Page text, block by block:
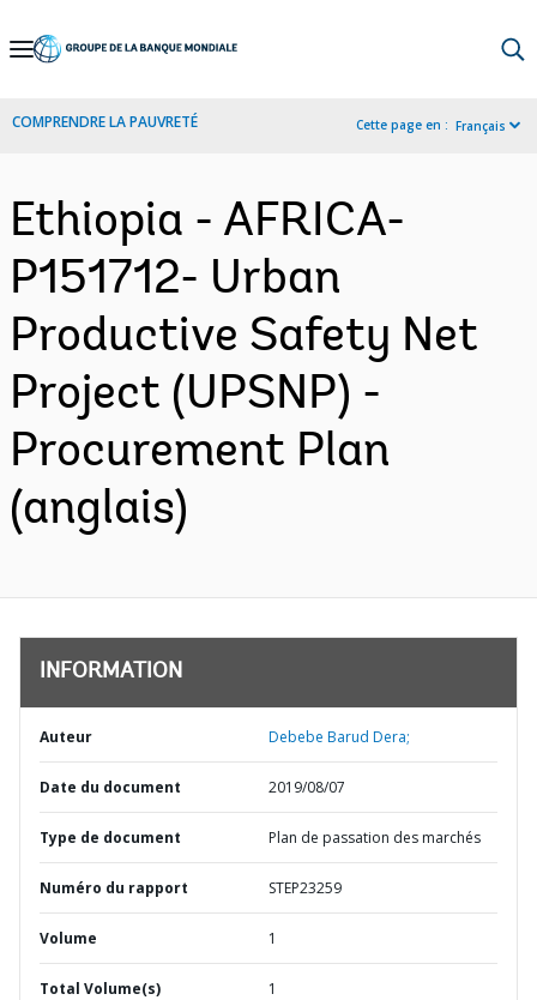
Skip
Navigation
COMPRENDRE LA PAUVRETÉ Cette page en : Français
Ethiopia - AFRICA-
P151712- Urban
Productive Safety Net
Project (UPSNP) -
Procurement Plan
(anglais)
INFORMATION
Auteur Debebe Barud Dera;
Date du document 2019/08/07
Type de document Plan de passation des marchés
Numéro du rapport STEP23259
Volume 1
Total Volume(s) 1